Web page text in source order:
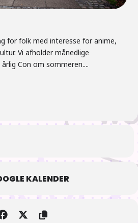
for folk med interesse for anime,
Vi afholder månedlige
Con om sommeren....
KALENDER